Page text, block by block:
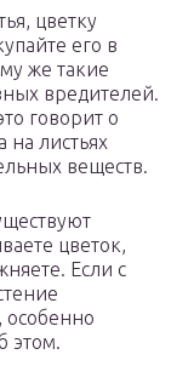
цветку
его в
же такие
вредителей.
говорит о
на листьях
веществ.
цветок,
Если с
особенно
этом.